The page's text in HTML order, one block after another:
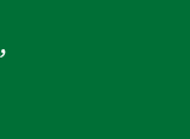
,